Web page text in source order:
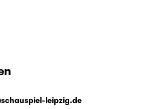
leipzig.de